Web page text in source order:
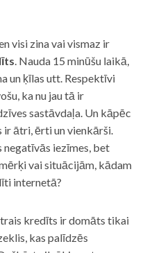
visi zina vai vismaz ir
. Nauda 15 minūšu laikā,
un ķīlas utt. Respektīvi
ka nu jau tā ir
sastāvdaļa. Un kāpēc
ir ātri, ērti un vienkārši.
negatīvās iezīmes, bet
vai situācijām, kādam
internetā?
kredīts ir domāts tikai
kas palīdzēs